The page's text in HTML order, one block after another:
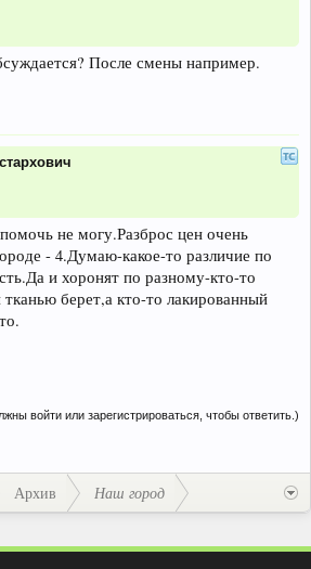
После смены например.
не могу.Разброс цен очень
- 4.Думаю-какое-то различие по
и хоронят по разному-кто-то
берет,а кто-то лакированный
войти или зарегистрироваться, чтобы ответить.)
Архив Наш город